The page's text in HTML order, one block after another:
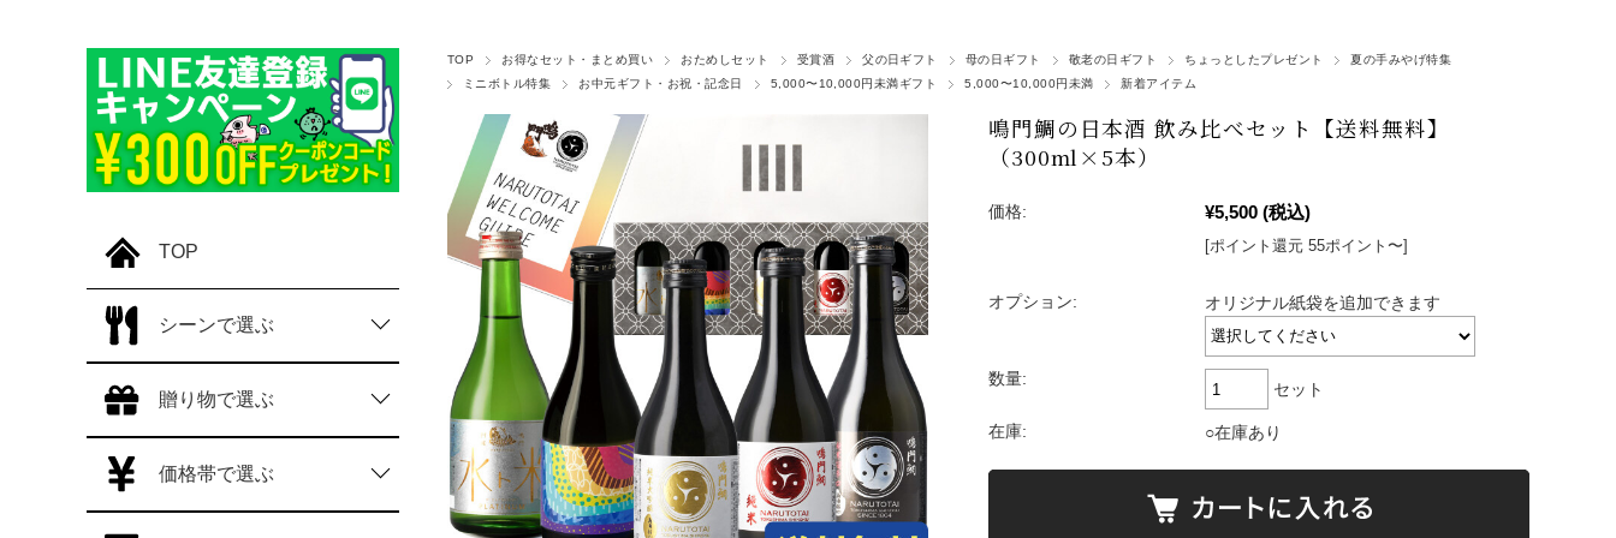
TOP お得なセット・まとめ買い おためしセット 受賞酒 父の日ギフト 母の日ギフト 敬老の日ギフト ちょっとしたプレゼント
夏の手みやげ特集
ミニボトル特集
お中元ギフト・お祝・記念日 5,000〜10,000円未満ギフト 5,000〜10,000円未満 新着アイテム
鳴門鯛の日本酒 飲み比べセット【送料無料】
（300ml×5本）
価格: ¥5,500 (税込)
[ポイント還元 55ポイント〜]
オプション: オリジナル紙袋を追加できます
数量:
セット
在庫: ○在庫あり
TOP
シーンで選ぶ
贈り物で選ぶ
価格帯で選ぶ